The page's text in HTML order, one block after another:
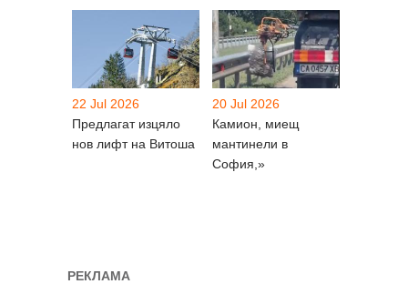
22 Jul 2026
Предлагат изцяло
нов лифт на Витоша
20 Jul 2026
Камион, миещ
мантинели в
София,»
РЕКЛАМА